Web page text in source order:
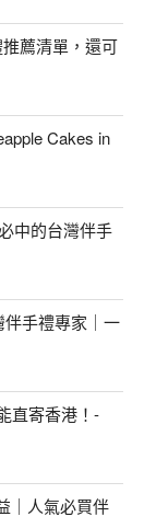
推薦清單，還可
Cakes in
中的台灣伴手
手禮專家｜一
直寄香港！-
｜人氣必買伴